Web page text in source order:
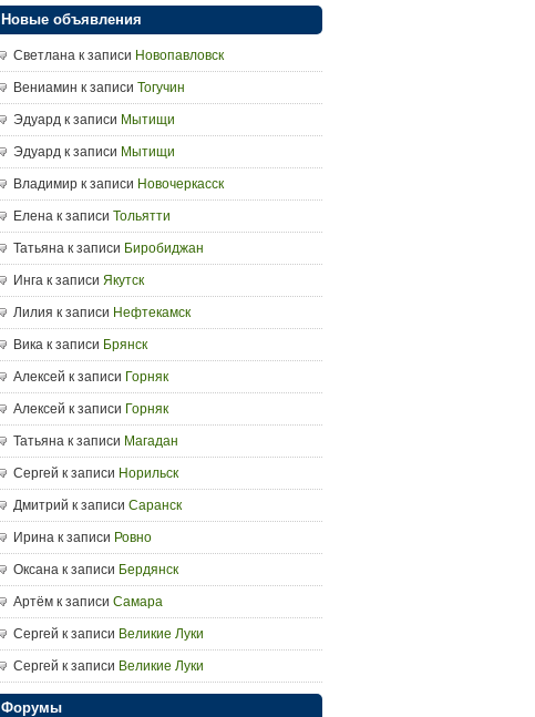
Новые объявления
Светлана к записи Новопавловск
Вениамин к записи Тогучин
Эдуард к записи Мытищи
Эдуард к записи Мытищи
Владимир к записи Новочеркасск
Елена к записи Тольятти
Татьяна к записи Биробиджан
Инга к записи Якутск
Лилия к записи Нефтекамск
Вика к записи Брянск
Алексей к записи Горняк
Алексей к записи Горняк
Татьяна к записи Магадан
Сергей к записи Норильск
Дмитрий к записи Саранск
Ирина к записи Ровно
Оксана к записи Бердянск
Артём к записи Самара
Сергей к записи Великие Луки
Сергей к записи Великие Луки
Форумы